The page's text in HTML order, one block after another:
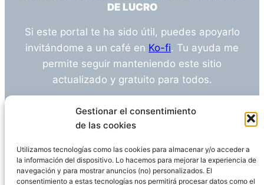
Gestionar el consentimiento
de las cookies
Utilizamos tecnologías como las cookies para almacenar y/o acceder a
la información del dispositivo. Lo hacemos para mejorar la experiencia de
navegación y para mostrar anuncios (no) personalizados. El
consentimiento a estas tecnologías nos permitirá procesar datos como el
DE LUCRO
Si este portal te ha sido útil, puedes apoyarlo
invitándome a un café en Ko-fi. Tu ayuda me
permite seguir manteniendo este sitio
actualizado y gratuito para todos.
¿Tienes alguna duda o sugerencia? Escríbeme
info@empleosanitarioinvestigacion.es
Descargo de Responsabilidad